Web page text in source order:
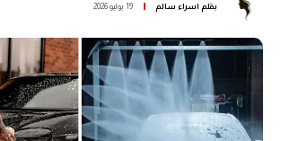
بقلم اسراء سالم 19 يوليو 2026